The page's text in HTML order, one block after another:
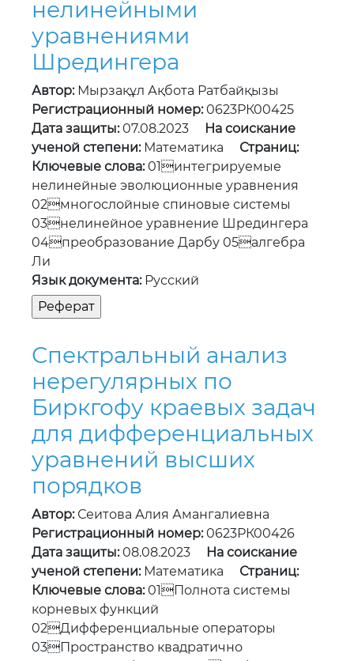
Регистрационный номер:
Дата защиты:07.08.2023
ученой степени:Математика
Ключевые слова:01интегрируемые
нелинейные эволюционные уравнения
02многослойные спиновые системы
03нелинейное уравнение Шредингера
04преобразование Дарбу 05алгебра
Ли
Язык документа:Русский
Спектральный анализ
нерегулярных по
Биркгофу краевых задач
для дифференциальных
уравнений высших
порядков
Автор:
Сеитова Алия Амангалиевна
Регистрационный номер:0623РК00426
Дата защиты:08.08.2023На соискание
ученой степени:
Ключевые слова:
корневых функций
02Дифференциальные операторы
03Пространство квадратично
суммируемых функций 04Граф-звезда
05Длина индикаторной сопряженной
диаграммы
Язык документа:Русский